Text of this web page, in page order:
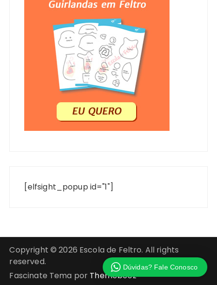
[elfsight_popup id="1"]
Copyright © 2026 Escola de Feltro. All rights
reserved.
Fascinate Tema por Themebeez
Dúvidas? Fale Conosco